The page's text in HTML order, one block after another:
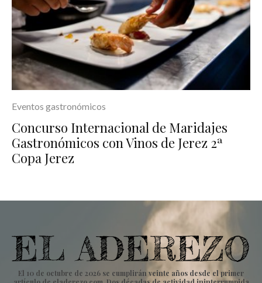
Eventos gastronómicos
Concurso Internacional de Maridajes
Gastronómicos con Vinos de Jerez 2ª
Copa Jerez
El 10 de octubre de 2026 se cumplirán veinte años desde el primer